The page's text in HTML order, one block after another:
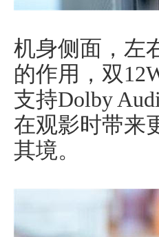
机身侧面，左
的作用，双
支持Dolby
在观影时带来
其境。